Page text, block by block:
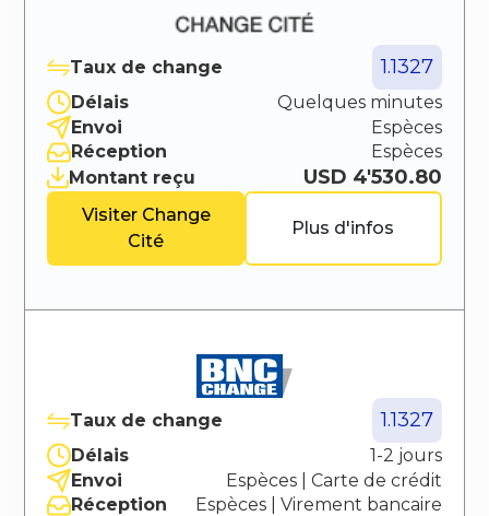
Taux de change 1.1327
Délais
Quelques minutes
Envoi
Espèces
Réception
Espèces
Montant reçu
USD 4'530.80
Visiter Change
Cité
Plus d'infos
Taux de change 1.1327
Délais
1-2 jours
Envoi
Espèces
Carte de crédit
Réception
Espèces
Virement bancaire